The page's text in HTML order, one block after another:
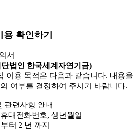
확인하기
서
법인 한국세계자연기금)
이용 목적은 다음과 같습니다. 내용을
여부를 결정하여 주시기 바랍니다.
관련사항 안내
대전화번호, 생년월일
터 2 년 까지